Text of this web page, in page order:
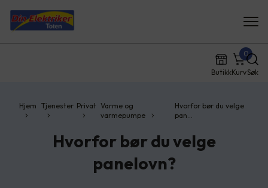
ButikkKurv
0
Søk
Hjem Tjenester Privat Varme og
varmepumpe
Hvorfor bør du velge
pan…
Hvorfor bør du velge
panelovn?